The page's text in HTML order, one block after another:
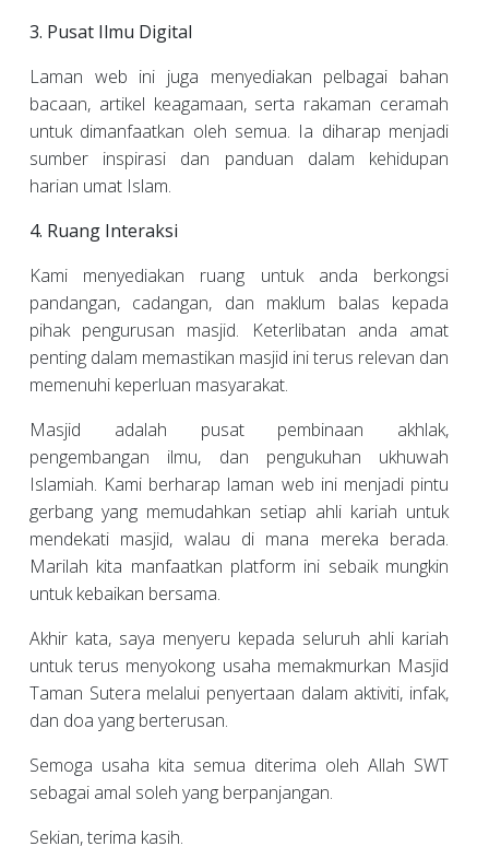
3. Pusat Ilmu Digital
Laman web ini juga menyediakan pelbagai bahan
bacaan, artikel keagamaan, serta rakaman ceramah
untuk dimanfaatkan oleh semua. Ia diharap menjadi
sumber inspirasi dan panduan dalam kehidupan
harian umat Islam.
4. Ruang Interaksi
Kami menyediakan ruang untuk anda berkongsi
pandangan, cadangan, dan maklum balas kepada
pihak pengurusan masjid. Keterlibatan anda amat
penting dalam memastikan masjid ini terus relevan dan
memenuhi keperluan masyarakat.
Masjid adalah pusat pembinaan akhlak,
pengembangan ilmu, dan pengukuhan ukhuwah
Islamiah. Kami berharap laman web ini menjadi pintu
gerbang yang memudahkan setiap ahli kariah untuk
mendekati masjid, walau di mana mereka berada.
Marilah kita manfaatkan platform ini sebaik mungkin
untuk kebaikan bersama.
Akhir kata, saya menyeru kepada seluruh ahli kariah
untuk terus menyokong usaha memakmurkan Masjid
Taman Sutera melalui penyertaan dalam aktiviti, infak,
dan doa yang berterusan.
Semoga usaha kita semua diterima oleh Allah SWT
sebagai amal soleh yang berpanjangan.
Sekian, terima kasih.